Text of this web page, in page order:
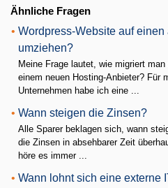
Ähnliche Fragen
• Wordpress-Website auf
umziehen?
Meine Frage lautet, wie migriert
einem neuen Hosting-Anbieter? Für
Unternehmen habe ich eine ...
• Wann steigen die Zinsen?
Alle Sparer beklagen sich, wann
die Zinsen in absehbarer Zeit
höre es immer ...
• Wann lohnt sich eine externe